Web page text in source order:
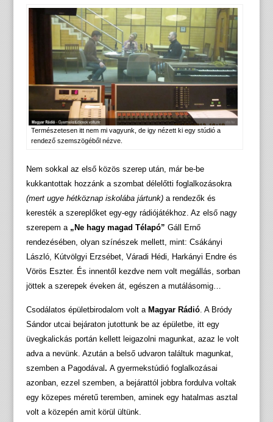
Természetesen itt nem mi vagyunk, de igy nézett ki egy stúdió a
rendező szemszögéből nézve.
Nem sokkal az első közös szerep után, már be-be
kukkantottak hozzánk a szombat délelőtti foglalkozásokra
(mert ugye hétköznap iskolába jártunk)a rendezők és
keresték a szereplőket egy-egy rádiójátékhoz. Az első nagy
szerepem a„Ne hagy magad Télapó” Gáll Ernő
rendezésében, olyan színészek mellett, mint: Csákányi
László, Kútvölgyi Erzsébet, Váradi Hédi, Harkányi Endre és
Vörös Eszter. És innentől kezdve nem volt megállás, sorban
jöttek a szerepek éveken át, egészen a mutálásomig…
Csodálatos épületbirodalom volt a Magyar Rádió. A Bródy
Sándor utcai bejáraton jutottunk be az épületbe, itt egy
üvegkalickás portán kellett leigazolni magunkat, azaz le volt
adva a nevünk. Azután a belső udvaron találtuk magunkat,
szemben a Pagodával. A gyermekstúdió foglalkozásai
azonban, ezzel szemben, a bejárattól jobbra fordulva voltak
egy közepes méretű teremben, aminek egy hatalmas asztal
volt a közepén amit körül ültünk.